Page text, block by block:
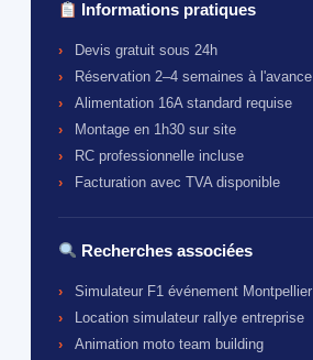
Informations pratiques
Devis gratuit sous 24h
Réservation 2–4 semaines à l'avance
Alimentation 16A standard requise
Montage en 1h30 sur site
RC professionnelle incluse
Facturation avec TVA disponible
Recherches associées
Simulateur F1 événement Montpellier
Location simulateur rallye entreprise
Animation moto team building